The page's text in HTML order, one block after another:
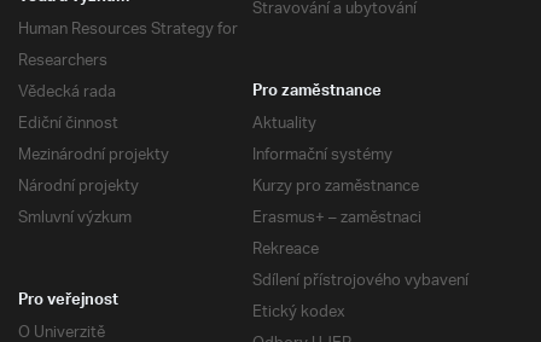
Stravování a ubytování
Human Resources Strategy for
Researchers
Vědecká rada
Ediční činnost
Mezinárodní projekty
Národní projekty
Smluvní výzkum
Pro zaměstnance
Aktuality
Informační systémy
Kurzy pro zaměstnance
Erasmus+ – zaměstnaci
Rekreace
Sdílení přístrojového vybavení
Etický kodex
Pro veřejnost
O Univerzitě